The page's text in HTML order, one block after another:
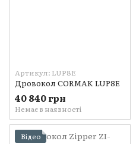
Артикул: LUP8E
Дровокол CORMAK LUP8E
40 840 грн
Немає в наявності
Відео